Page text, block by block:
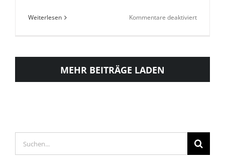
Weiterlesen Kommentare deaktiviertfür
Ahnatal/
MEHR BEITRÄGE LADEN
Suche
nach: